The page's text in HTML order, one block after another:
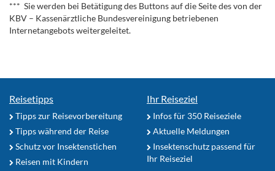
*** Sie werden bei Betätigung des Buttons auf die Seite des von der
KBV – Kassenärztliche Bundesvereinigung betriebenen
Internetangebots weitergeleitet.
Reisetipps
Tipps zur Reisevorbereitung
Tipps während der Reise
Schutz vor Insektenstichen
Reisen mit Kindern
Ihr Reiseziel
Infos für 350 Reiseziele
Aktuelle Meldungen
Insektenschutz passend für
Ihr Reiseziel